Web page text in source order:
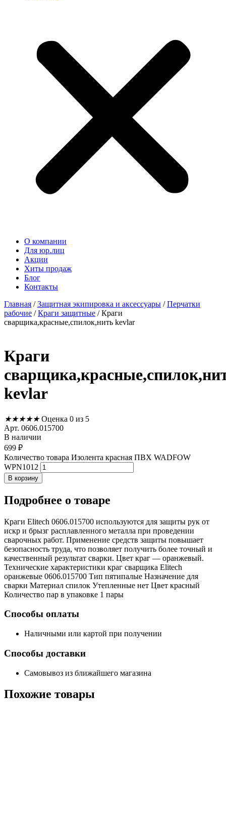
О компании
Для юр.лиц
Акции
Хиты продаж
Блог
Контакты
Главная /Защитная экипировка и аксессуары /Перчатки
рабочие /Краги защитные / Краги
сварщика,красные,спилок,нить kevlar
Краги
kevlar
★★★★★ Оценка 0 из 5
Арт. 0606.015700
В наличии
699 ₽
Количество товара Изолента красная ПВХ WADFOW
WPN1012
В корзину
Подробнее о товаре
Краги Elitech 0606.015700 используются для защиты рук от
искр и брызг расплавленного металла при проведении
сварочных работ. Применение средств защиты повышает
безопасность труда, что позволяет получить более точный и
качественный результат сварки. Цвет краг — оранжевый.
Технические характеристики краг сварщика Elitech
оранжевые 0606.015700 Тип пятипалые Назначение для
сварки Материал спилок Утепленные нет Цвет красный
Количество пар в упаковке 1 пары
Способы оплаты
Наличными или картой при получении
Способы доставки
Самовывоз из ближайшего магазина
Похожие товары